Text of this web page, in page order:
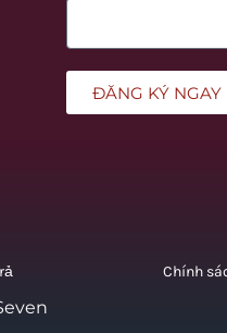
ĐĂNG KÝ NGAY
Chính